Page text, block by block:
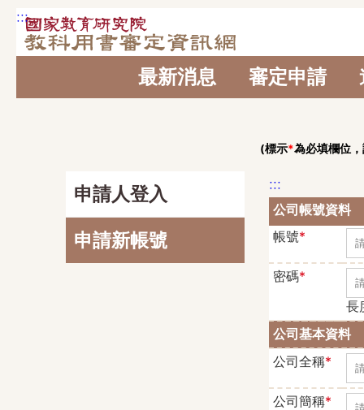
跳到主要內容區塊
:::
最新消息 審定申請
(標示*為必填欄位
申請人登入
申請新帳號
:::
公司帳號資料
帳號*
密碼*
長
公司基本資料
公司全稱*
公司簡稱*